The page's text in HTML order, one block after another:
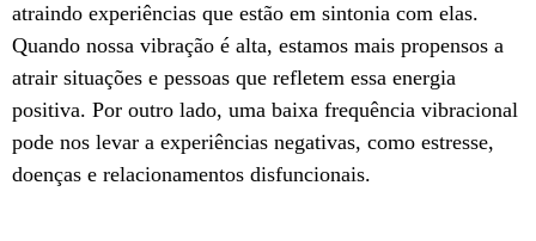
atraindo experiências que estão em sintonia com elas.
Quando nossa vibração é alta, estamos mais propensos a
atrair situações e pessoas que refletem essa energia
positiva. Por outro lado, uma baixa frequência vibracional
pode nos levar a experiências negativas, como estresse,
doenças e relacionamentos disfuncionais.